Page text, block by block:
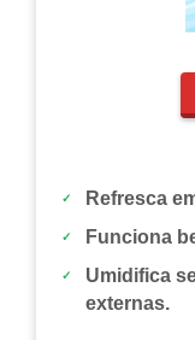
Refresca
Funciona
Umidifica
externas.